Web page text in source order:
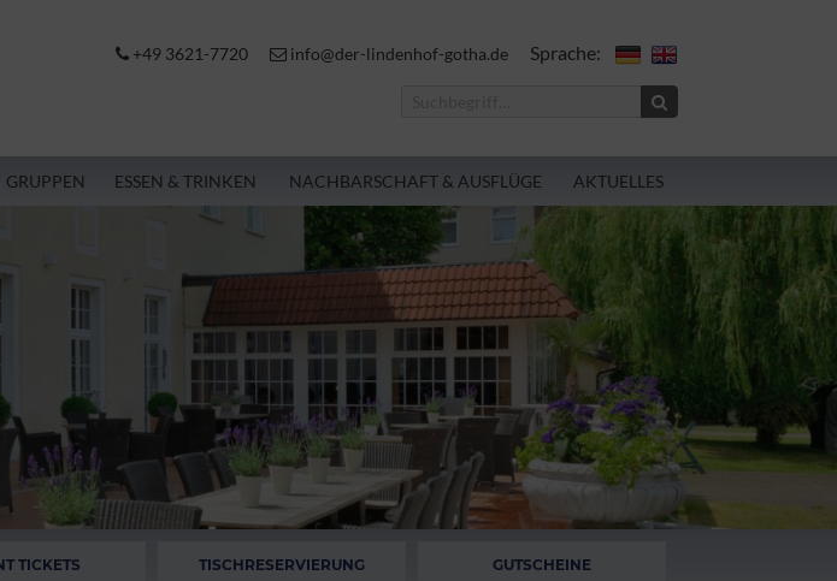
+49 3621-7720 info@der-lindenhof-gotha.de Sprache:
GRUPPEN ESSEN & TRINKEN NACHBARSCHAFT & AUSFLÜGE AKTUELLES
TICKETS TISCHRESERVIERUNG GUTSCHEINE